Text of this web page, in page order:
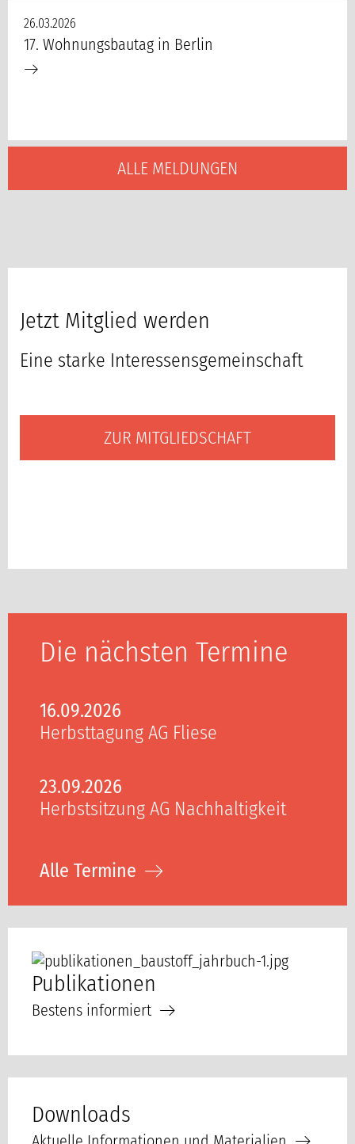
26.03.2026
17. Wohnungsbautag in Berlin
ALLE MELDUNGEN
Jetzt Mitglied werden
Eine starke Interessensgemeinschaft
ZUR MITGLIEDSCHAFT
Die nächsten Termine
16.09.2026
Herbsttagung AG Fliese
23.09.2026
Herbstsitzung AG Nachhaltigkeit
Alle Termine
Publikationen
Bestens informiert
Downloads